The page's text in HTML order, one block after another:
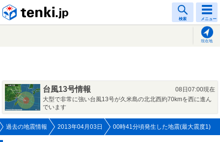
検索 メニュー
現在地
台風13号情報
08日07:00現在
大型で非常に強い台風13号が久米島の北北西約70kmを西に進ん
でいます
過去の地震情報 2013年04月03日 00時41分頃発生した地震(最大震度1)